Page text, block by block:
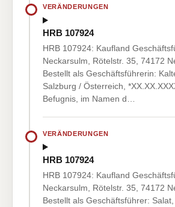
VERÄNDERUNGEN
HRB 107924
HRB 107924: Kaufland
Neckarsulm, Rötelstr. 35, 74172
Bestellt als Geschäftsführerin:
Salzburg / Österreich,
Befugnis, im Namen d…
VERÄNDERUNGEN
HRB 107924
HRB 107924: Kaufland
Neckarsulm, Rötelstr. 35, 74172
Bestellt als Geschäftsführer: